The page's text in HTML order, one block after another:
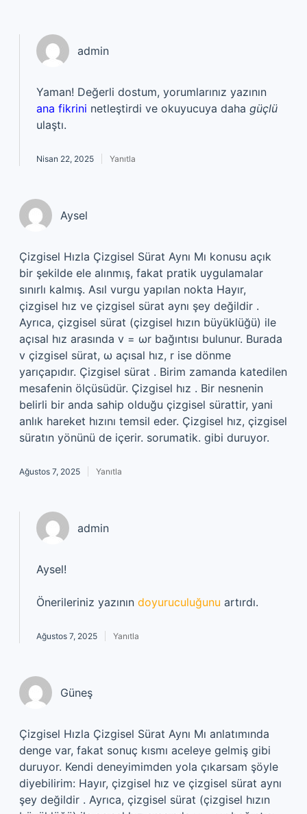
admin
Yaman! Değerli dostum, yorumlarınız yazının
ana fikrini netleştirdi ve okuyucuya daha güçlü
ulaştı.
Nisan 22, 2025 Yanıtla
Aysel
Çizgisel Hızla Çizgisel Sürat Aynı Mı konusu açık
bir şekilde ele alınmış, fakat pratik uygulamalar
sınırlı kalmış. Asıl vurgu yapılan nokta Hayır,
çizgisel hız ve çizgisel sürat aynı şey değildir .
Ayrıca, çizgisel sürat (çizgisel hızın büyüklüğü) ile
açısal hız arasında v = ωr bağıntısı bulunur. Burada
v çizgisel sürat, ω açısal hız, r ise dönme
yarıçapıdır. Çizgisel sürat . Birim zamanda katedilen
mesafenin ölçüsüdür. Çizgisel hız . Bir nesnenin
belirli bir anda sahip olduğu çizgisel sürattir, yani
anlık hareket hızını temsil eder. Çizgisel hız, çizgisel
süratın yönünü de içerir. sorumatik. gibi duruyor.
Ağustos 7, 2025 Yanıtla
admin
Aysel!
Önerileriniz yazının doyuruculuğunu artırdı.
Ağustos 7, 2025 Yanıtla
Güneş
Çizgisel Hızla Çizgisel Sürat Aynı Mı anlatımında
denge var, fakat sonuç kısmı aceleye gelmiş gibi
duruyor. Kendi deneyimimden yola çıkarsam şöyle
diyebilirim: Hayır, çizgisel hız ve çizgisel sürat aynı
şey değildir . Ayrıca, çizgisel sürat (çizgisel hızın